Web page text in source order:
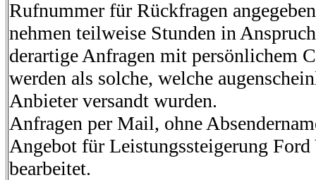
Rufnummer für Rückfragen
nehmen teilweise Stunden in
derartige Anfragen mit persönlichem
werden als solche, welche
Anbieter versandt wurden.
Anfragen per Mail, ohne
Angebot für Leistungssteigerung
bearbeitet.